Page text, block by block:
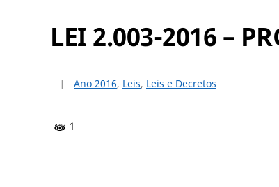
LEI 2.003-2016 –
Ano 2016, Leis, Leis e Decretos
1